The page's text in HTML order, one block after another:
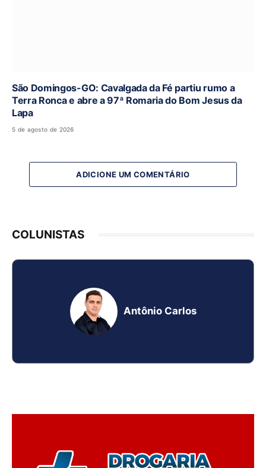
São Domingos-GO: Cavalgada da Fé partiu rumo a
Terra Ronca e abre a 97ª Romaria do Bom Jesus da
Lapa
5 de agosto de 2026
ADICIONE UM COMENTÁRIO
COLUNISTAS
Antônio Carlos